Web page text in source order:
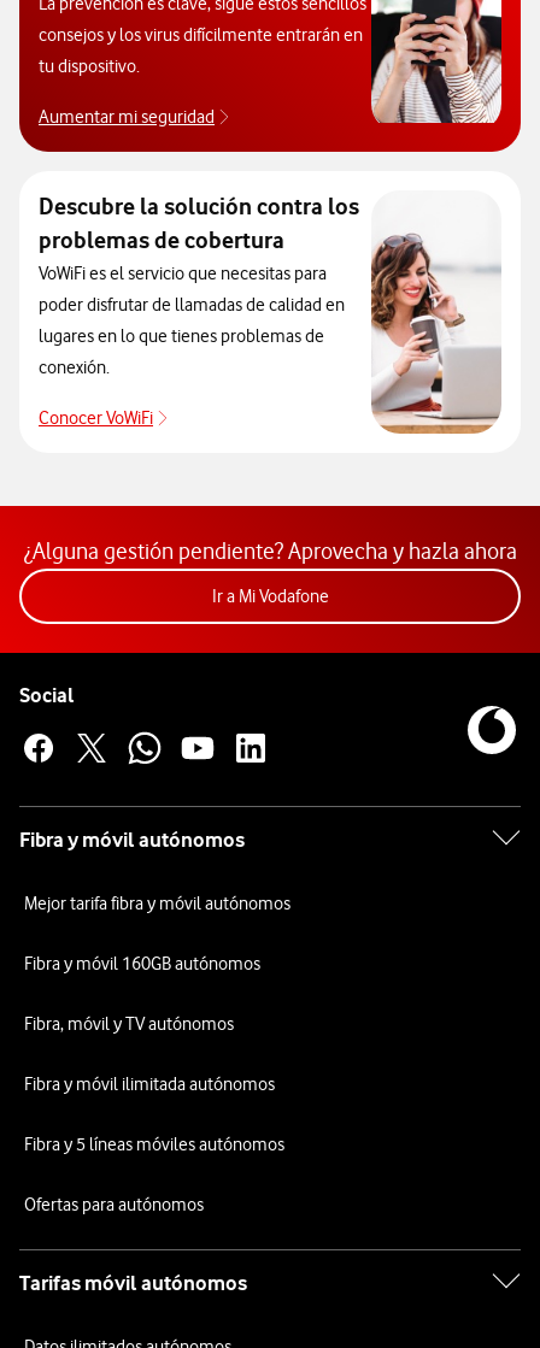
consejos y los virus difícilmente entrarán en
tu dispositivo.
Aumentar mi seguridad
Descubre la solución contra los
problemas de cobertura
VoWiFi es el servicio que necesitas para
poder disfrutar de llamadas de calidad en
lugares en lo que tienes problemas de
conexión.
Conocer VoWiFi
Descubre la solución contra los problemas de
¿Alguna gestión pendiente? Aprovecha y hazla ahora
Ir a Mi VodafoneAcceder a la app Mi
Social
Fibra y móvil autónomos
Mejor tarifa fibra y móvil autónomos
Fibra y móvil 160GB autónomos
Fibra, móvil y TV autónomos
Fibra y móvil ilimitada autónomos
Fibra y 5 líneas móviles autónomos
Ofertas para autónomos
Tarifas móvil autónomos